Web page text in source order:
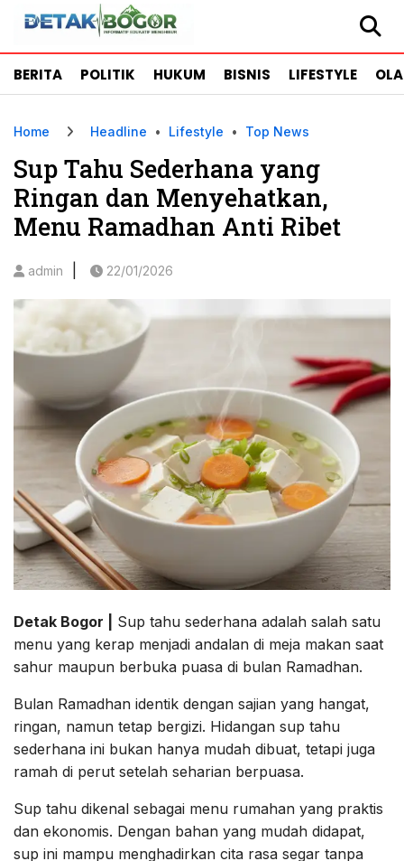
BERITA POLITIK HUKUM BISNIS LIFESTYLE
Home Headline • Lifestyle • Top News
Sup Tahu Sederhana yang
Ringan dan Menyehatkan,
Menu Ramadhan Anti Ribet
admin 22/01/2026
Detak Bogor |
Sup tahu sederhana adalah salah satu
menu yang kerap menjadi andalan di meja makan saat
sahur maupun berbuka puasa di bulan Ramadhan.
Bulan Ramadhan identik dengan sajian yang hangat,
ringan, namun tetap bergizi. Hidangan sup tahu
sederhana ini bukan hanya mudah dibuat, tetapi juga
ramah di perut setelah seharian berpuasa.
Sup tahu dikenal sebagai menu rumahan yang praktis
dan ekonomis. Dengan bahan yang mudah didapat,
sup ini mampu menghadirkan cita rasa segar tanpa